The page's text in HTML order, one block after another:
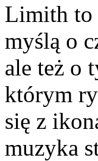
Limith to
myślą o
ale też o
którym
się z
muzyka